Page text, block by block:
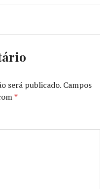
será publicado. Campos
*